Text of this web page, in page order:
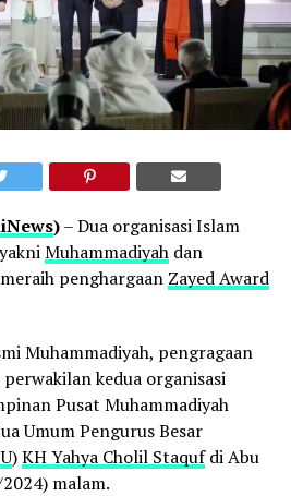
)– Dua organisasi Islam
Muhammadiyahdan
penghargaan Zayed Award
Muhammadiyah, pengragaan
kedua organisasi
Pusat Muhammadiyah
Umum Pengurus Besar
)KH Yahya Cholil Staqufdi Abu
malam.